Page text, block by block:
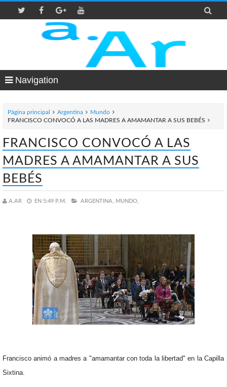

Navigation
Página principal Argentina
Mundo
FRANCISCO CONVOCÓ A LAS MADRES A AMAMANTAR A SUS BEBÉS
FRANCISCO CONVOCÓ A LAS
MADRES A AMAMANTAR A SUS
BEBÉS
A.AR EN 5:49 P.M. ARGENTINA, MUNDO,
Francisco animó a madres a "amamantar con toda la libertad" en la Capilla
Sixtina.